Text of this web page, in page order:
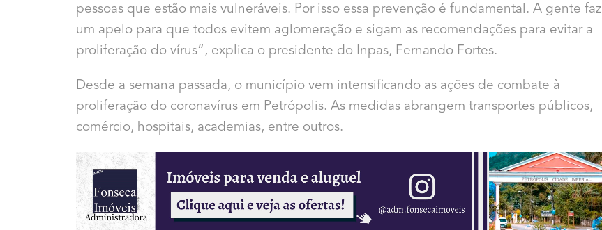
pessoas que estão mais vulneráveis. Por isso essa prevenção é fundamental. A gente faz
um apelo para que todos evitem aglomeração e sigam as recomendações para evitar a
proliferação do vírus”, explica o presidente do Inpas, Fernando Fortes.
Desde a semana passada, o município vem intensificando as ações de combate à
proliferação do coronavírus em Petrópolis. As medidas abrangem transportes públicos,
comércio, hospitais, academias, entre outros.